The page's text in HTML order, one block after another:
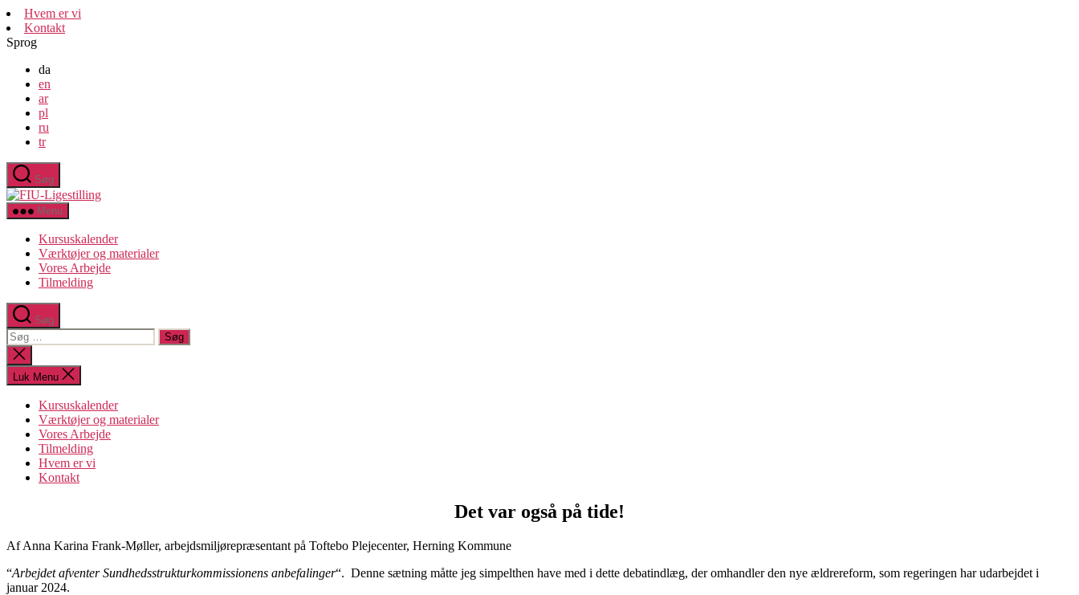
Spring
til
indholdet
Hvem er vi
Kontakt
Sprog
da
en
ar
pl
ru
tr
Søg
FIU-
Menu
Kursuskalender
Værktøjer og materialer
Vores Arbejde
Tilmelding
Søg
Søg
efter:
Luk
søgning
Luk Menu
Kursuskalender
Værktøjer og materialer
Vores Arbejde
Tilmelding
Hvem er vi
Kontakt
Kategorier
Det var også på tide!
Af Anna Karina Frank-Møller, arbejdsmiljørepræsentant på Toftebo Plejecenter, Herning Kommune
“Arbejdet afventer Sundhedsstrukturkommissionens anbefalinger“. Denne sætning måtte jeg simpelthen have med i dette debatindlæg, der omhandler den nye ældrereform, som regeringen har udarbejdet i
januar 2024.